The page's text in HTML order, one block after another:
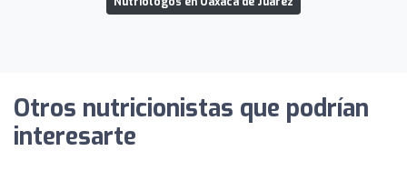
Otros nutricionistas que podrían
interesarte